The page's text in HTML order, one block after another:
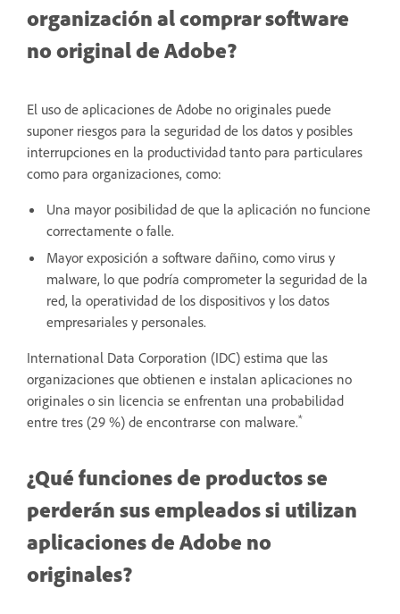
organización al comprar software
no original de Adobe?
El uso de aplicaciones de Adobe no originales puede
suponer riesgos para la seguridad de los datos y posibles
interrupciones en la productividad tanto para particulares
como para organizaciones, como:
Una mayor posibilidad de que la aplicación no funcione
correctamente o falle.
Mayor exposición a software dañino, como virus y
malware, lo que podría comprometer la seguridad de la
red, la operatividad de los dispositivos y los datos
empresariales y personales.
International Data Corporation (IDC) estima que las
organizaciones que obtienen e instalan aplicaciones no
originales o sin licencia se enfrentan una probabilidad
entre tres (29 %) de encontrarse con malware.*
¿Qué funciones de productos se
perderán sus empleados si utilizan
aplicaciones de Adobe no
originales?